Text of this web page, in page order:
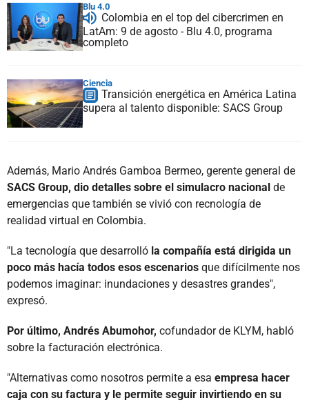
Blu 4.0
Colombia en el top del cibercrimen en
LatAm: 9 de agosto - Blu 4.0, programa
completo
Ciencia
Transición energética en América Latina
supera al talento disponible: SACS Group
Además, Mario Andrés Gamboa Bermeo, gerente general de
SACS Group, dio detalles sobre el simulacro nacional de
emergencias que también se vivió con recnología de
realidad virtual en Colombia.
"La tecnología que desarrolló la compañía está dirigida un
poco más hacía todos esos escenarios que difícilmente nos
podemos imaginar: inundaciones y desastres grandes",
expresó.
Por último, Andrés Abumohor, cofundador de KLYM, habló
sobre la facturación electrónica.
"Alternativas como nosotros permite a esa empresa hacer
caja con su factura y le permite seguir invirtiendo en su